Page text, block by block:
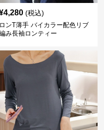
4,280 (税込)
ロンT薄手 バイカラー配色リブ
み長袖ロンティー